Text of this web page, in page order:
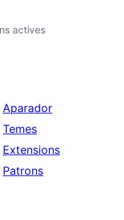
actives
Aparador
Temes
Extensions
Patrons